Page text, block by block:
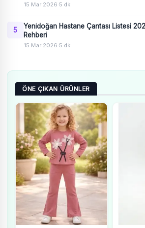
15 Mar 2026 5 dk
5
Yenidoğan Hastane Çantası Listesi
Rehberi
15 Mar 2026 5 dk
ÖNE ÇIKAN ÜRÜNLER